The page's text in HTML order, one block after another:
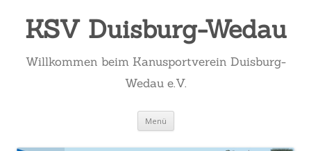
KSV Duisburg-Wedau
Willkommen beim Kanusportverein Duisburg-
Wedau e.V.
Menü Zum
springen